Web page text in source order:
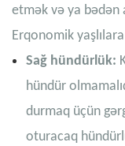
etmək və ya bədən
Erqonomik
Sağ hündürlük:
hündür
durmaq üçün
oturacaq